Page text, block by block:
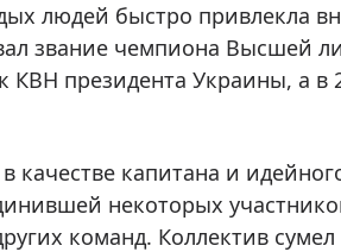
людей быстро привлекла
звание чемпиона Высшей
КВН президента Украины, а в
качестве капитана и
некоторых
команд. Коллектив